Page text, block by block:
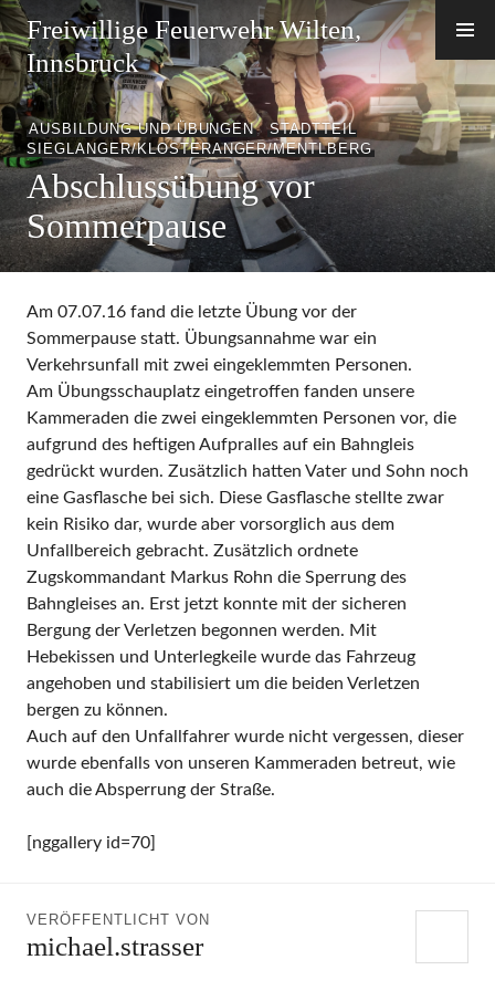
Zum
Inhalt
springen
Freiwillige Feuerwehr Wilten,
Innsbruck
AUSBILDUNG UND ÜBUNGEN,STADTTEIL
SIEGLANGER/KLOSTERANGER/MENTLBERG
Abschlussübung vor
Sommerpause
Am 07.07.16 fand die letzte Übung vor der
Sommerpause statt. Übungsannahme war ein
Verkehrsunfall mit zwei eingeklemmten Personen.
Am Übungsschauplatz eingetroffen fanden unsere
Kammeraden die zwei eingeklemmten Personen vor, die
aufgrund des heftigen Aufpralles auf ein Bahngleis
gedrückt wurden. Zusätzlich hatten Vater und Sohn noch
eine Gasflasche bei sich. Diese Gasflasche stellte zwar
kein Risiko dar, wurde aber vorsorglich aus dem
Unfallbereich gebracht. Zusätzlich ordnete
Zugskommandant Markus Rohn die Sperrung des
Bahngleises an. Erst jetzt konnte mit der sicheren
Bergung der Verletzen begonnen werden. Mit
Hebekissen und Unterlegkeile wurde das Fahrzeug
angehoben und stabilisiert um die beiden Verletzen
bergen zu können.
Auch auf den Unfallfahrer wurde nicht vergessen, dieser
wurde ebenfalls von unseren Kammeraden betreut, wie
auch die Absperrung der Straße.
[nggallery id=70]
VERÖFFENTLICHT VON
michael.strasser